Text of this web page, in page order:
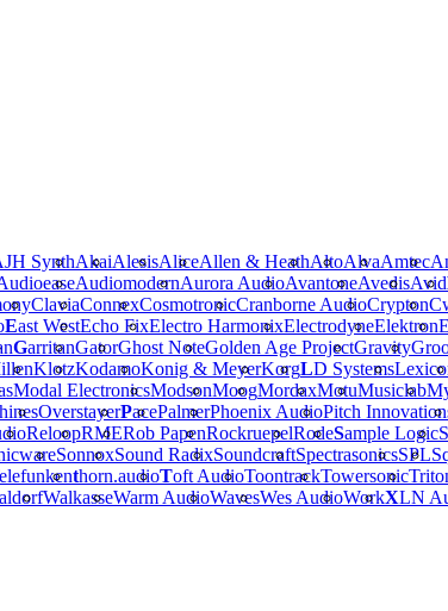
SynthAkaiAlesisAliceAllen & HeathAltoAlvaAmtec
AudiomodernAurora AudioAvantoneAvedisAvid
ClaviaConnexCosmotronicCranborne AudioCrypton
East WestEcho FixElectro HarmonixElectrodyneElektron
GarritanGatorGhost NoteGolden Age ProjectGravity
KlotzKodamoKonig & MeyerKorgLD Systems
Modal ElectronicsModsonMoogMordaxMotuMusiclab
OverstayerPacePalmerPhoenix AudioPitch
ReloopRMERob PapenRockruepelRodeSample Logic
SonnoxSound RadixSoundcraftSpectrasonicsSPL
thorn.audioToft AudioToontrackTowersonic
aldorfWalkasseWarm AudioWavesWes AudioWorkXLN